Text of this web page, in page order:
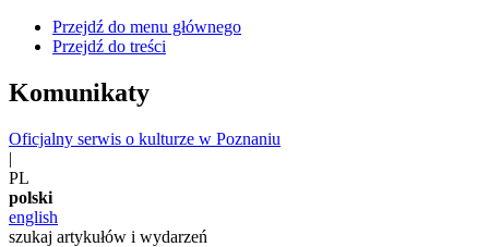
Przejdź do menu głównego
Przejdź do treści
Komunikaty
Oficjalny serwis o kulturze w Poznaniu
|
PL
polski
english
szukaj artykułów i wydarzeń